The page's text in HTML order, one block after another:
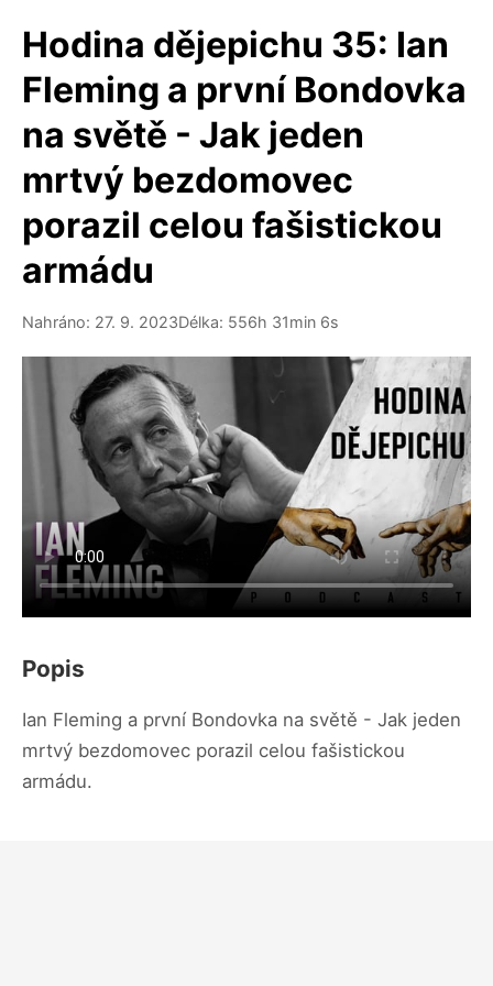
Hodina dějepichu 35: Ian
Fleming a první Bondovka
na světě - Jak jeden
mrtvý bezdomovec
porazil celou fašistickou
armádu
Nahráno: 27. 9. 2023Délka: 556h 31min 6s
Popis
Ian Fleming a první Bondovka na světě - Jak jeden
mrtvý bezdomovec porazil celou fašistickou
armádu.